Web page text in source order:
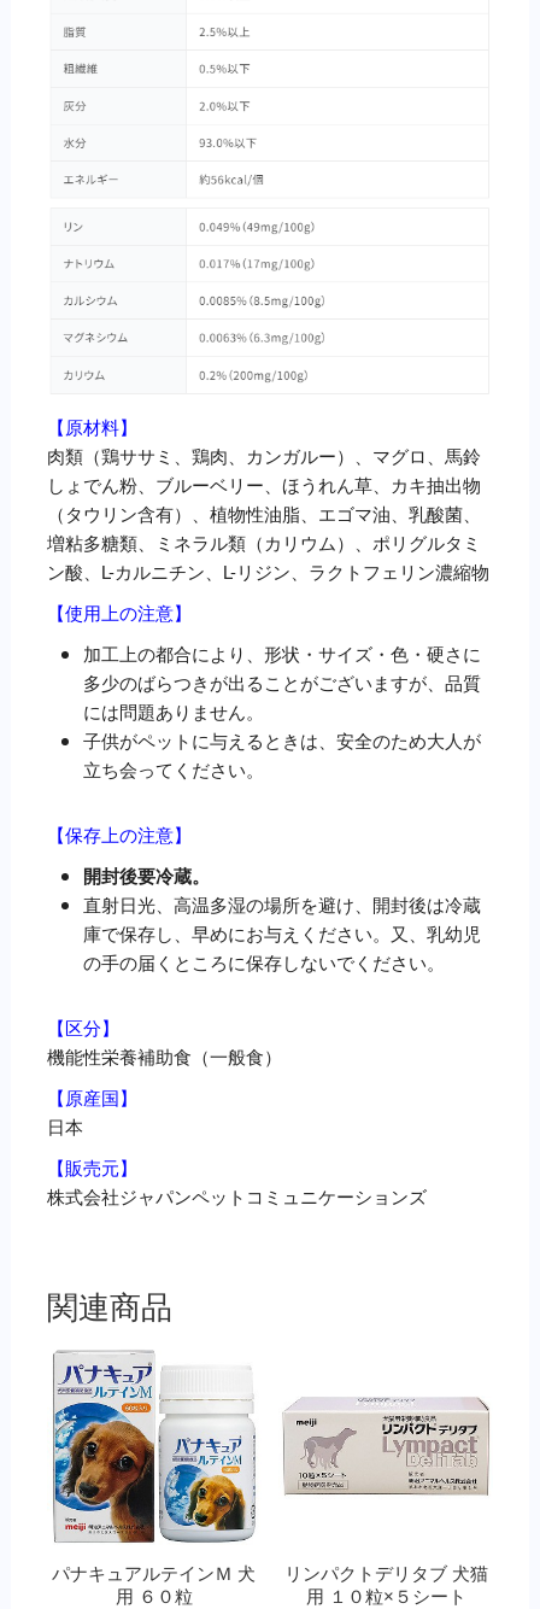
【原材料】
肉類（鶏ササミ、鶏肉、カンガルー）、マグロ、馬鈴
しょでん粉、ブルーベリー、ほうれん草、カキ抽出物
（タウリン含有）、植物性油脂、エゴマ油、乳酸菌、
増粘多糖類、ミネラル類（カリウム）、ポリグルタミ
ン酸、L-カルニチン、L-リジン、ラクトフェリン濃縮物
【使用上の注意】
加工上の都合により、形状・サイズ・色・硬さに
多少のばらつきが出ることがございますが、品質
には問題ありません。
子供がペットに与えるときは、安全のため大人が
立ち会ってください。
【保存上の注意】
開封後要冷蔵。
直射日光、高温多湿の場所を避け、開封後は冷蔵
庫で保存し、早めにお与えください。又、乳幼児
の手の届くところに保存しないでください。
【区分】
機能性栄養補助食（一般食）
【原産国】
日本
【販売元】
株式会社ジャパンペットコミュニケーションズ
関連商品
パナキュアルテインＭ 犬
用 ６０粒
リンパクトデリタブ 犬猫
用 １０粒×５シート